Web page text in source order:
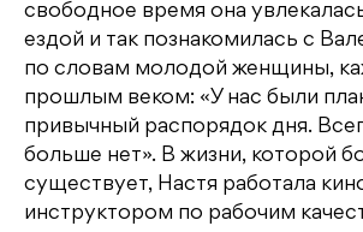
свободное время она
ездой и так познакомилась с
по словам молодой женщины,
прошлым веком: «У нас были
привычный распорядок дня.
больше нет». В жизни, которой
существует, Настя работала
инструктором по рабочим